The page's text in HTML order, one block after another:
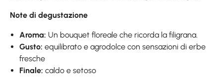
Note di degustazione
Aroma: Un bouquet floreale che ricorda la filigrana.
Gusto:equilibrato e agrodolce con sensazioni di erbe
fresche
Finale:caldo e setoso